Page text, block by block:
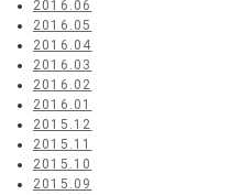
2016.06
2016.05
2016.04
2016.03
2016.02
2016.01
2015.12
2015.11
2015.10
2015.09